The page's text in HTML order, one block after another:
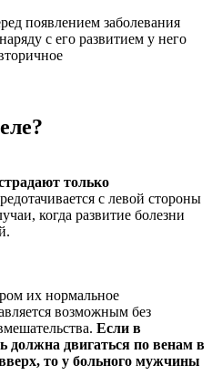
появлением заболевания
с его развитием у него
только
с левой стороны
когда развитие болезни
их нормальное
возможным без
Если в
должна двигаться по венам в
то у больного мужчины